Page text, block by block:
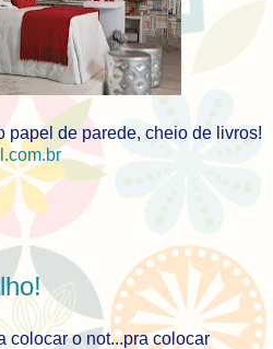
papel de parede, cheio de livros!
colocar o not...pra colocar